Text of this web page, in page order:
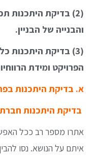
(2) בדיקת היתכנות
והבנייה של הבניין.
(3) בדיקת היתכנות
הפרויקט ומידת
א. בדיקת היתכנות
בדיקת היתכנות
אתרו מספר רב ככל
איתם על הנושא. נסו